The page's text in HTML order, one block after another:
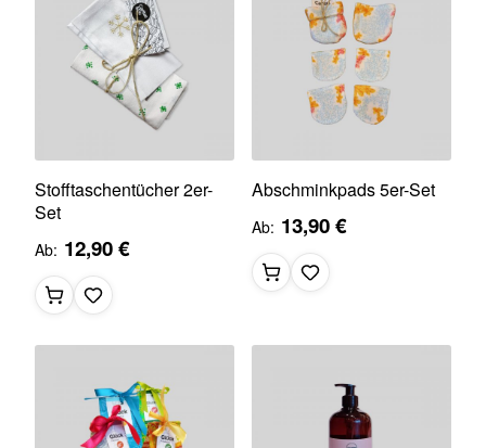
Stofftaschentücher 2er-
Set
Ab 12,90 €
Abschminkpads 5er-Set
Ab 13,90 €